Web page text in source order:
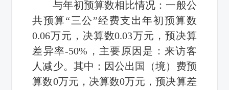
与年初预算数相比情况：一般公
共预算“三公”经费支出年初预算数
0.06万元，决算数0.03万元，预决算
差异率-50% ，主要原因是：来访客
人减少。 其中：因公出国（境）费预
算数0万元，决算数0万元，预决算差